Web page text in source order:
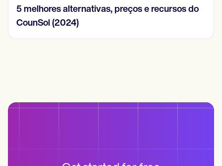
5 melhores alternativas, preços e recursos do
CounSol (2024)